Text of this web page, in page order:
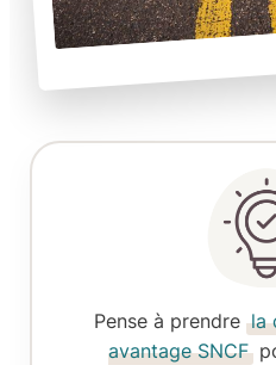
Pense à prendre la
avantage SNCF